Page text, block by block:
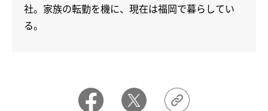
社。家族の転勤を機に、現在は福岡で暮らしてい
る。